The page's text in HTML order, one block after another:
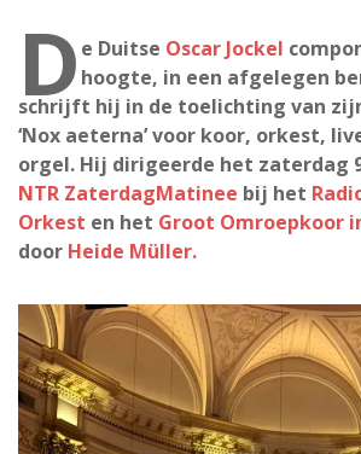
D e Duitse Oscar Jockel
hoogte, in een afgelegen
schrijft hij in de toelichting van
‘Nox aeterna’ voor koor, orkest,
orgel. Hij dirigeerde het zaterdag
NTR ZaterdagMatinee bij het
Orkest en het Groot Omroepkoor
door Heide Müller.